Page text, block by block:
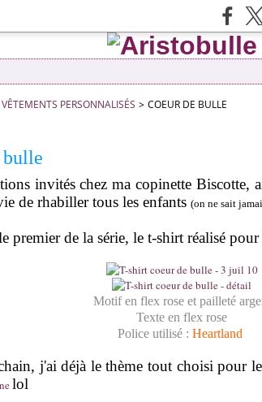
VÊTEMENTS PERSONNALISÉS > COEUR DE BULLE
bulle
invités chez ma copinette Biscotte,
de rhabiller tous les enfants (on ne sait
premier de la série, le t-shirt réalisé
Motif en flex rose et pailleté
Texte en flex rose
Police utilisé : Heartland
j'ai déjà le thème tout choisi pour
lol